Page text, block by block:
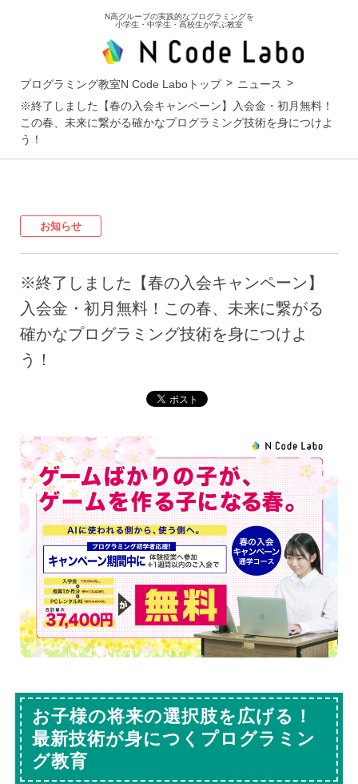
N高グループの実践的なプログラミングを
小学生・中学生・高校生が学ぶ教室
プログラミング教室N Code Laboトップ
ニュース
※終了しました【春の入会キャンペーン】入会金・初月無料！
この春、未来に繋がる確かなプログラミング技術を身につけよ
う！
お知らせ
※終了しました【春の入会キャンペーン】
入会金・初月無料！この春、未来に繋がる
確かなプログラミング技術を身につけよ
う！
お子様の将来の選択肢を広げる！
最新技術が身につくプログラミン
グ教育